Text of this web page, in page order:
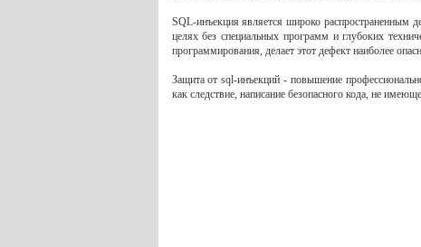
SQL-инъекция является широко распространенным
целях без специальных программ и глубоких
программирования, делает этот дефект наиболее
Защита от sql-инъекций - повышение
как следствие, написание безопасного кода, не